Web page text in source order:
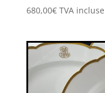
680,00€ TVA incluse